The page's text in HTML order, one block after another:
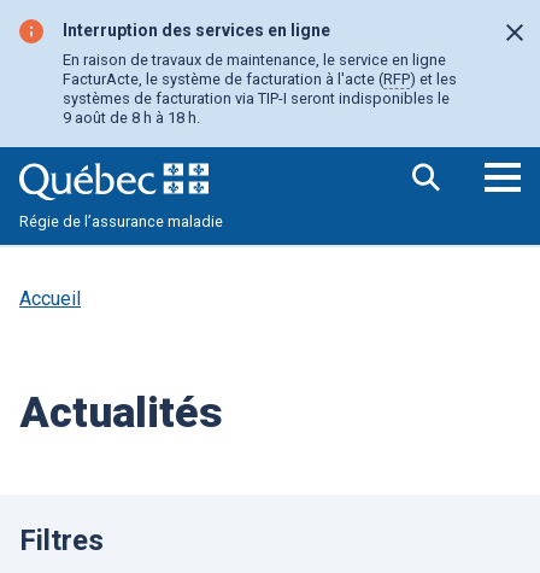
contenu
principal
Interruption des services en ligne
En raison de travaux de maintenance, le service en ligne
FacturActe, le système de facturation à l'acte (RFP) et les
systèmes de facturation via TIP-I seront indisponibles le
9 août de 8 h à 18 h.
Régie de l’assurance maladie
Accueil
Actualités
Filtres